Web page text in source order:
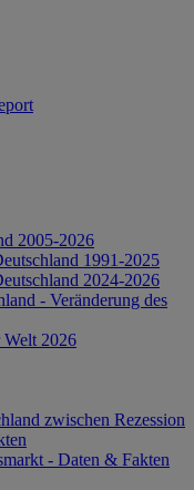
2005-2026
1991-2025
2024-2026
- Veränderung des
Welt 2026
zwischen Rezession
- Daten & Fakten